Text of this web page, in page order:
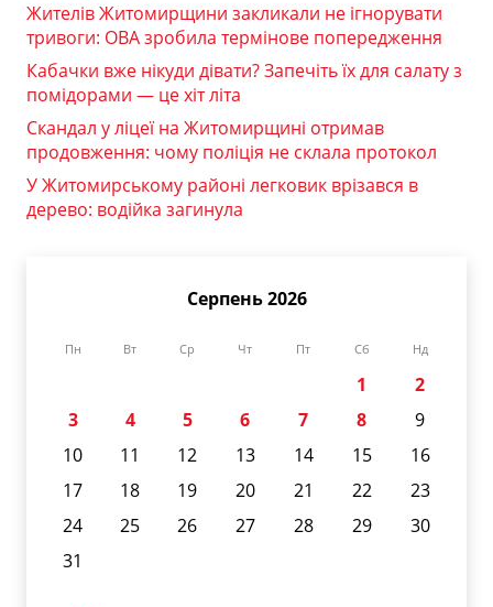
Жителів Житомирщини закликали не ігнорувати
тривоги: ОВА зробила термінове попередження
Кабачки вже нікуди дівати? Запечіть їх для салату з
помідорами — це хіт літа
Скандал у ліцеї на Житомирщині отримав
продовження: чому поліція не склала протокол
У Житомирському районі легковик врізався в
дерево: водійка загинула
Серпень 2026
Пн Вт Ср Чт Пт Сб Нд
1
2
3
4 5 6 7 8
9
10
11 12 13 14 15
16
17
18 19 20 21 22
23
24
25 26 27 28 29
30
31